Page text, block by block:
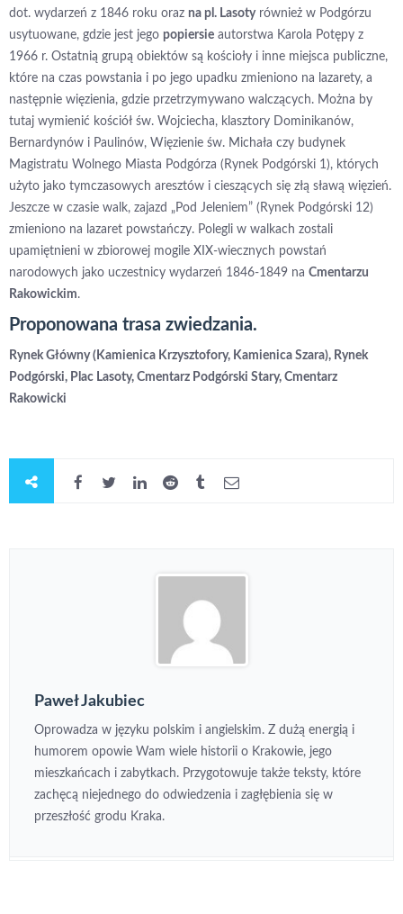
dot. wydarzeń z 1846 roku oraz na pl. Lasotyrównież w Podgórzu
usytuowane, gdzie jest jego popiersie autorstwa Karola Potępy z
1966 r. Ostatnią grupą obiektów są kościoły i inne miejsca publiczne,
które na czas powstania i po jego upadku zmieniono na lazarety, a
następnie więzienia, gdzie przetrzymywano walczących. Można by
tutaj wymienić kościół św. Wojciecha, klasztory Dominikanów,
Bernardynów i Paulinów, Więzienie św. Michała czy budynek
Magistratu Wolnego Miasta Podgórza (Rynek Podgórski 1), których
użyto jako tymczasowych aresztów i cieszących się złą sławą więzień.
Jeszcze w czasie walk, zajazd „Pod Jeleniem” (Rynek Podgórski 12)
zmieniono na lazaret powstańczy. Polegli w walkach zostali
upamiętnieni w zbiorowej mogile XIX-wiecznych powstań
narodowych jako uczestnicy wydarzeń 1846-1849 na Cmentarzu
Rakowickim.
Proponowana trasa zwiedzania.
Rynek Główny (Kamienica Krzysztofory, Kamienica Szara), Rynek
Podgórski, Plac Lasoty, Cmentarz Podgórski Stary, Cmentarz
Rakowicki
Paweł Jakubiec
Oprowadza w języku polskim i angielskim. Z dużą energią i
humorem opowie Wam wiele historii o Krakowie, jego
mieszkańcach i zabytkach. Przygotowuje także teksty, które
zachęcą niejednego do odwiedzenia i zagłębienia się w
przeszłość grodu Kraka.